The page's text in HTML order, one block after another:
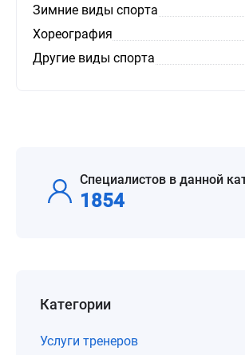
Зимние виды спорта
Хореография
Другие виды спорта
Специалистов в данной
1854
Категории
Услуги тренеров